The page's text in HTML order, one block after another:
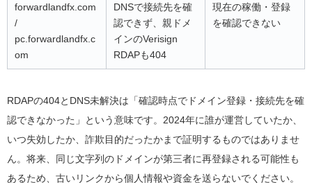
forwardlandfx.com
/
pc.forwardlandfx.c
om
DNSで接続先を確
認できず、親ドメ
インのVerisign
RDAPも404
現在の稼働・登録
を確認できない
RDAPの404とDNS未解決は「確認時点でドメイン登録・接続先を確
認できなかった」という意味です。2024年に誰が運営していたか、
いつ失効したか、詐欺目的だったかまで証明するものではありませ
ん。将来、同じ文字列のドメインが第三者に再登録される可能性も
あるため、古いリンクから個人情報や資金を送らないでください。